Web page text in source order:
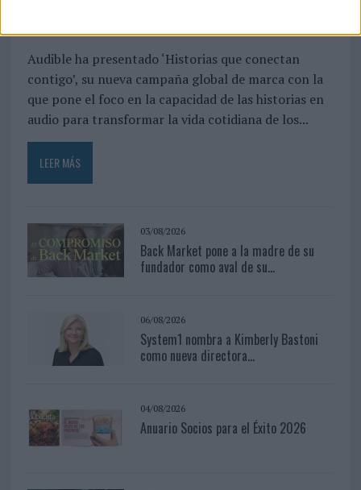
Audible ha presentado ‘Historias que conectan
contigo’, su nueva campaña global de marca con la
que pone el foco en la capacidad de las historias en
audio para transformar la vida cotidiana de los...
LEER MÁS
03/08/2026
Back Market pone a la madre de su
fundador como aval de su...
06/08/2026
System1 nombra a Kimberly Bastoni
como nueva directora...
04/08/2026
Anuario Socios para el Éxito 2026